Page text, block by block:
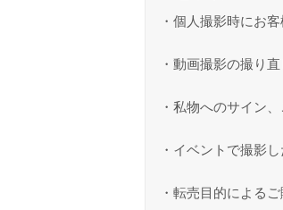
・個人撮影時にお
・動画撮影の撮り
・私物へのサイン
・イベントで撮影
・転売目的による